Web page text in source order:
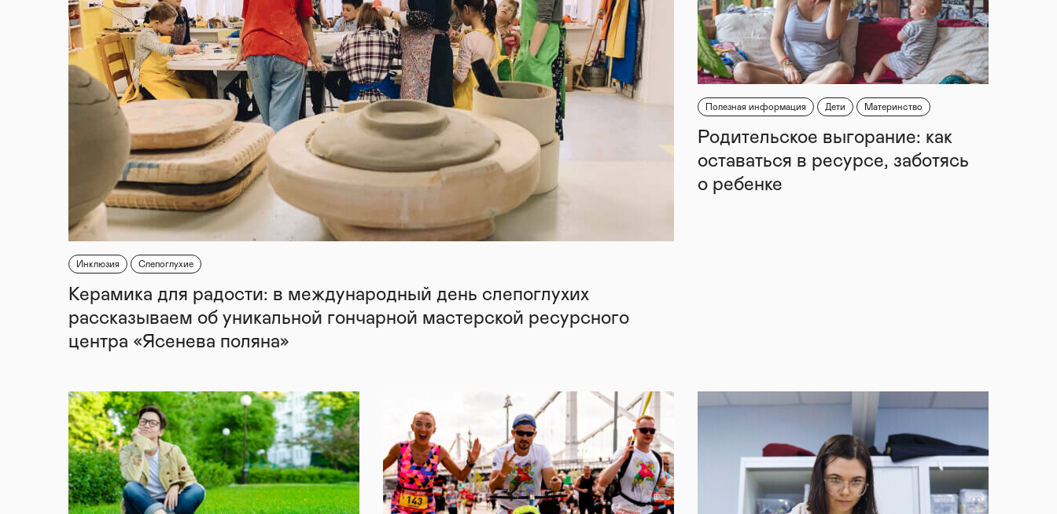
Инклюзия Слепоглухие
Керамика для радости: в международный день слепоглухих
рассказываем об уникальной гончарной мастерской ресурсного
центра «Ясенева поляна»
Полезная информация Дети Материнство
Родительское выгорание: как
оставаться в ресурсе, заботясь
о ребенке